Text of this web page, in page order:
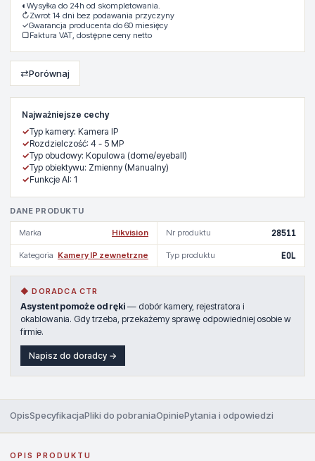
Najważniejsze cechy
✓Typ kamery: Kamera IP
✓Rozdzielczość: 4 - 5 MP
✓Typ obudowy: Kopulowa (dome/eyeball)
✓Typ obiektywu: Zmienny (Manualny)
✓Funkcje AI: 1
DANE PRODUKTU
Marka Hikvision Nr produktu 28511
Kategoria Kamery IP zewnetrzne Typ produktu EOL
◆ DORADCA CTR
Asystent pomoże od ręki — dobór kamery, rejestratora i
okablowania. Gdy trzeba, przekażemy sprawę odpowiedniej osobie w
firmie.
Napisz do doradcy →
◐ Wysyłka do 24h od skompletowania.
↻Zwrot 14 dni bez podawania przyczyny
✓Gwarancja producenta do 60 miesięcy
▢Faktura VAT, dostępne ceny netto
⇄Porównaj
OpisSpecyfikacjaPliki do pobraniaOpiniePytania i odpowiedzi
OPIS PRODUKTU